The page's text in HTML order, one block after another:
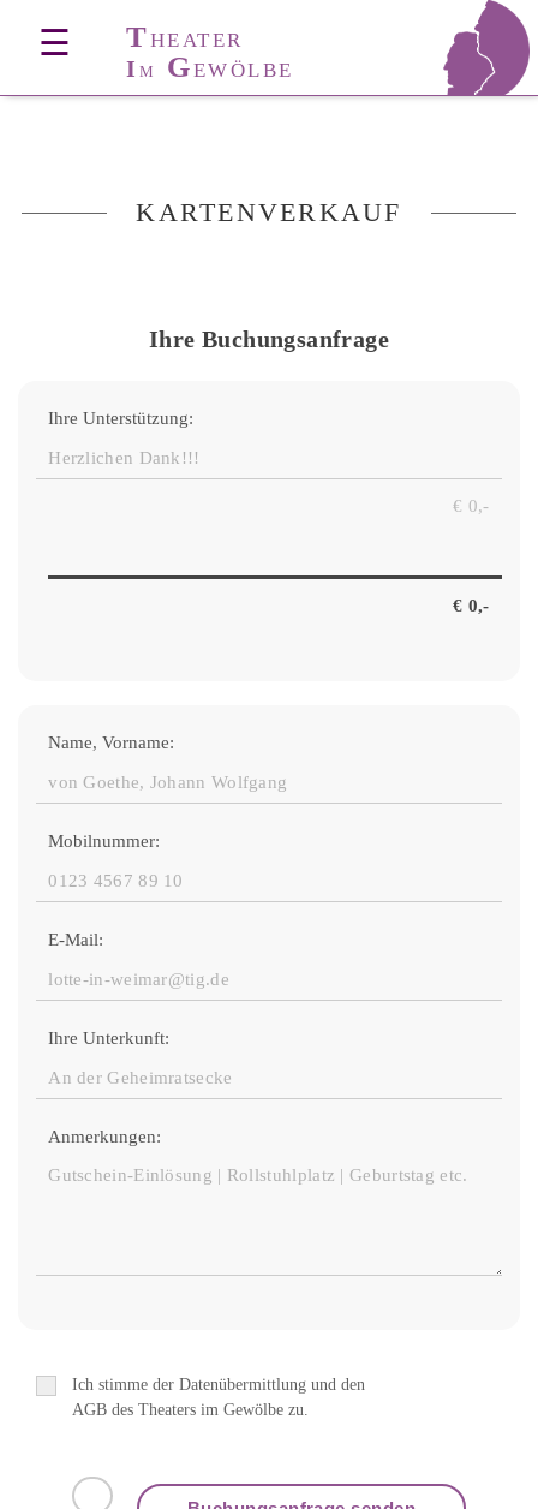
☰ THEATER
I M GEWÖLBE
KARTENVERKAUF
Ihre Buchungsanfrage
Ihre Unterstützung:
Name, Vorname:
Mobilnummer:
E-Mail:
Ihre Unterkunft:
Anmerkungen:
Ich stimme der Datenübermittlung und den
AGB des Theaters im Gewölbe zu.